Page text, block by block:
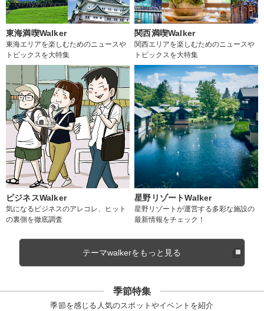
東海満喫Walker
東海エリアを楽しむためのニュースや
トピックスを大特集
関西満喫Walker
関西エリアを楽しむためのニュースや
トピックスを大特集
ビジネスWalker
気になるビジネスのアレコレ、ヒット
の裏側を徹底調査
星野リゾートWalker
星野リゾートが運営する多彩な施設の
最新情報をチェック！
テーマwalkerをもっと見る
季節特集
季節を感じる人気のスポットやイベントを紹介